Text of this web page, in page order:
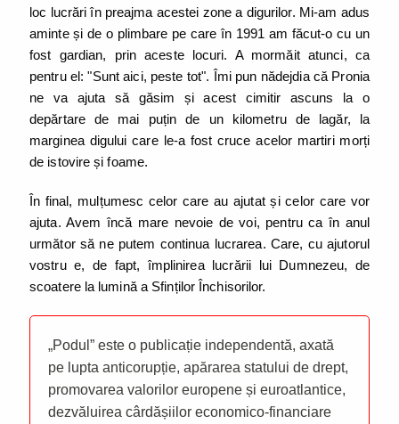
loc lucrări în preajma acestei zone a digurilor. Mi-am adus
aminte și de o plimbare pe care în 1991 am făcut-o cu un
fost gardian, prin aceste locuri. A mormăit atunci, ca
pentru el: "Sunt aici, peste tot". Îmi pun nădejdia că Pronia
ne va ajuta să găsim și acest cimitir ascuns la o
depărtare de mai puțin de un kilometru de lagăr, la
marginea digului care le-a fost cruce acelor martiri morți
de istovire și foame.
În final, mulțumesc celor care au ajutat și celor care vor
ajuta. Avem încă mare nevoie de voi, pentru ca în anul
următor să ne putem continua lucrarea. Care, cu ajutorul
vostru e, de fapt, împlinirea lucrării lui Dumnezeu, de
scoatere la lumină a Sfinților Închisorilor.
„Podul” este o publicație independentă, axată
pe lupta anticorupție, apărarea statului de drept,
promovarea valorilor europene și euroatlantice,
dezvăluirea cârdășiilor economico-financiare